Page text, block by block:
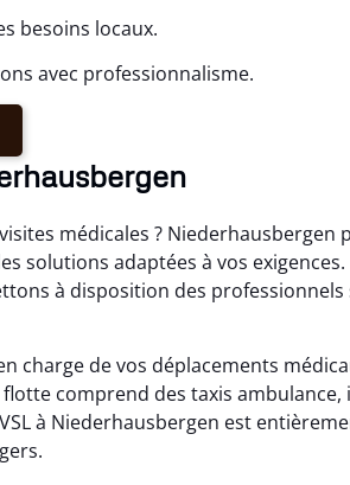
besoins locaux.
avec professionnalisme.
médicales ? Niederhausbergen
solutions adaptées à vos
à disposition des professionnels
charge de vos déplacements
comprend des taxis ambulance,
à Niederhausbergen est